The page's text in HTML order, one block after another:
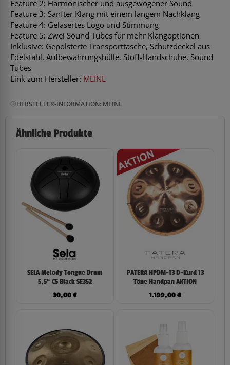
Feature 2: Harmonischer und ausgewogener Sound
Feature 3: Sanfter Klang mit einem langem Nachklang
Feature 4: Gelasertes Logo und Stimmung
Feature 5: Zwei Sound Tubes für mehr Klangoptionen
Inklusive: Gepolsterte Transporttasche, Schutzdeckel aus
Edelstahl, Aufbewahrungshülle, Stoff-Handschuhe, Sound
Tubes
Link zum Hersteller: MEINL
HERSTELLER-INFORMATION: MEINL
Ähnliche Produkte
SELA Melody Tongue Drum
5,5“ C5 Black SE352
30,00€
PATERA HPDM-13 D-Kurd 13
Töne Handpan AKTION
1.199,00€